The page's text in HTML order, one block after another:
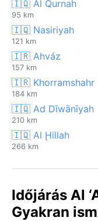
🇮🇶 Al Qurnah
95 km
🇮🇶 Nasiriyah
121 km
🇮🇷 Ahváz
157 km
🇮🇷 Khorramshahr
184 km
🇮🇶 Ad Dīwānīyah
210 km
🇮🇶 Al Ḩillah
266 km
Időjárás Al
Gyakran